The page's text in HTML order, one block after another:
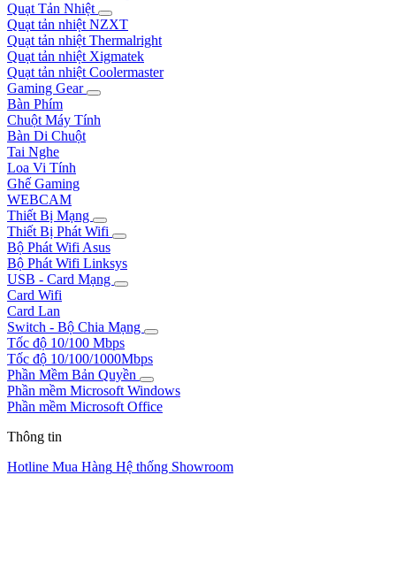
Quạt Tản Nhiệt
Quạt tản nhiệt NZXT
Quạt tản nhiệt Thermalright
Quạt tản nhiệt Xigmatek
Quạt tản nhiệt Coolermaster
Gaming Gear
Bàn Phím
Chuột Máy Tính
Bàn Di Chuột
Tai Nghe
Loa Vi Tính
Ghế Gaming
WEBCAM
Thiết Bị Mạng
Thiết Bị Phát Wifi
Bộ Phát Wifi Asus
Bộ Phát Wifi Linksys
USB - Card Mạng
Card Wifi
Card Lan
Switch - Bộ Chia Mạng
Tốc độ 10/100 Mbps
Tốc độ 10/100/1000Mbps
Phần Mềm Bản Quyền
Phần mềm Microsoft Windows
Phần mềm Microsoft Office
Thông tin
Hotline Mua Hàng Hệ thống Showroom